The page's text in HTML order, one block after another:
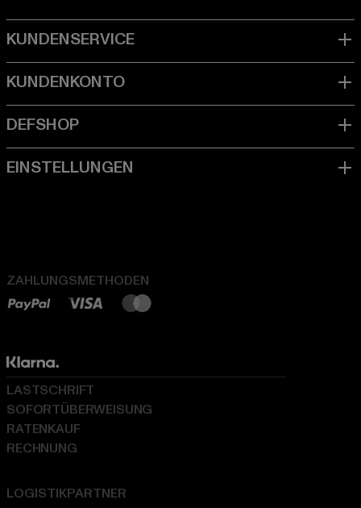
ZAHLUNGSMETHODEN
LOGISTIKPARTNER
LASTSCHRIFT
SOFORTÜBERWEISUNG
RATENKAUF
RECHNUNG